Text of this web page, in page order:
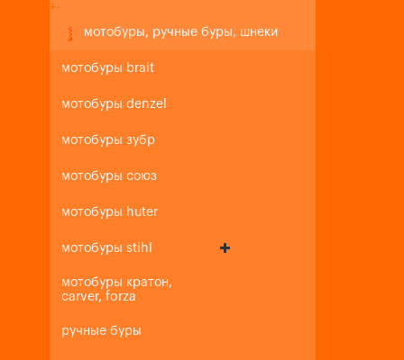
+-
мотобуры, ручные буры, шнеки
мотобуры brait
мотобуры denzel
мотобуры зубр
мотобуры союз
мотобуры huter
мотобуры stihl
мотобуры кратон,
carver, forza
ручные буры